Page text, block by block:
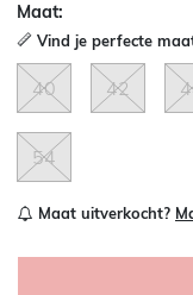
Maat:
Vind je perfecte
40 42
54
Maat uitverkocht?